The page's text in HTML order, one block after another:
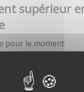
supérieur
pour le moment
pour le moment